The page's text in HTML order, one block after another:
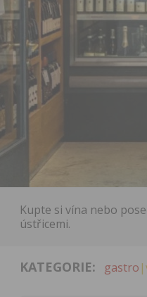
Kupte si vína nebo
ústřicemi.
KATEGORIE: gastro